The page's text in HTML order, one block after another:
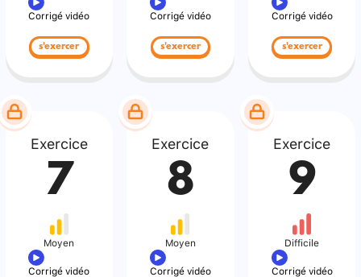
Corrigé vidéo
s'exercer
Corrigé vidéo
s'exercer
Corrigé vidéo
s'exercer
Exercice
7
Moyen
Corrigé vidéo
Exercice
8
Moyen
Corrigé vidéo
Exercice
9
Difficile
Corrigé vidéo